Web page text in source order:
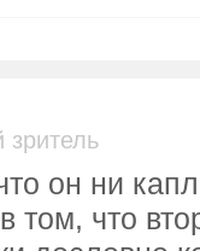
он ни
том, что